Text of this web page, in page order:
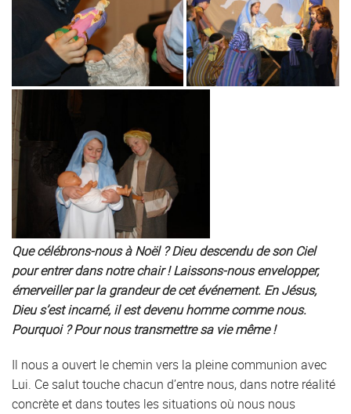
Que célébrons-nous à Noël ? Dieu descendu de son Ciel
pour entrer dans notre chair ! Laissons-nous envelopper,
émerveiller par la grandeur de cet événement. En Jésus,
Dieu s’est incarné, il est devenu homme comme nous.
Pourquoi ? Pour nous transmettre sa vie même !
Il nous a ouvert le chemin vers la pleine communion avec
Lui. Ce salut touche chacun d’entre nous, dans notre réalité
concrète et dans toutes les situations où nous nous